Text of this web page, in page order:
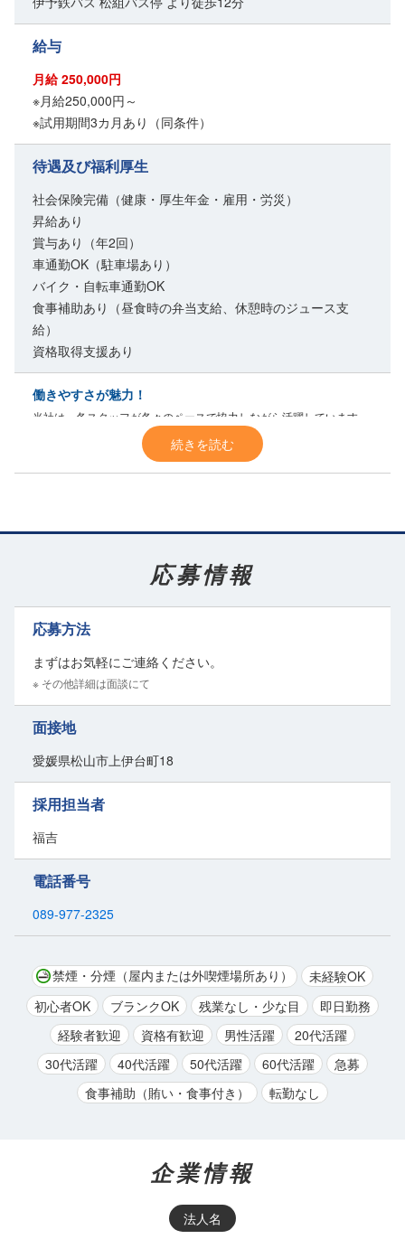
給与
月給 250,000円
※月給250,000円～
※試用期間3カ月あり（同条件）
待遇及び福利厚生
社会保険完備（健康・厚生年金・雇用・労災）
昇給あり
賞与あり（年2回）
車通勤OK（駐車場あり）
バイク・自転車通勤OK
食事補助あり（昼食時の弁当支給、休憩時のジュース支
給）
資格取得支援あり
働きやすさが魅力！
当社は、各スタッフが各々のペースで協力しながら活躍しています。
20年、30年と長く勤めている
スタッフもいます。
他業種からの転職も歓迎♪
新しい仕事で活躍したい方、長く付き合える仕事仲間を見つけたい
方、当社ではあなたの成長を応援します。
働くあなたを全面バックアップ！
お弁当とジュースを支給
また、残業が基本的になく、
どうしても残業が必要な場合も、しっかりとした残業代が支給されま
す。
地元、松山で腰を据えて、長期間安定して働けるチャンスです。
しませんか？
あなたからの応募を心よりお待ちしております。
続きを読む
応募情報
応募方法
まずはお気軽にご連絡ください。
※ その他詳細は面談にて
面接地
愛媛県松山市上伊台町18
採用担当者
福吉
電話番号
089-977-2325
禁煙・分煙（屋内または外喫煙場所あり）
未経験OK
初心者OK
ブランクOK 残業なし・少な目
即日勤務
経験者歓迎
資格有歓迎 男性活躍
20代活躍
30代活躍
40代活躍 50代活躍 60代活躍
急募
食事補助（賄い・食事付き）
転勤なし
企業情報
法人名